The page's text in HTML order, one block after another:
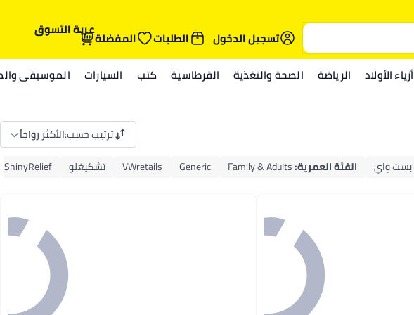
تسجيل الدخول
الطلبات المفضلةعربة التسوق
أزياء الأولاد الرياضة الصحة والتغذية القرطاسية كتب السيارات الموسيقى
ترتيب حسب:الأكثر رواجاً
بست واي الفئة العمرية:
Family & Adults
Generic
VWretails تشكيغلو ShinyRelief